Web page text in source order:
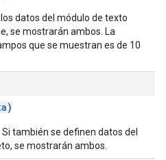
datos del módulo de texto
se mostrarán ambos. La
que se muestran es de 10
)
también se definen datos del
se mostrarán ambos.